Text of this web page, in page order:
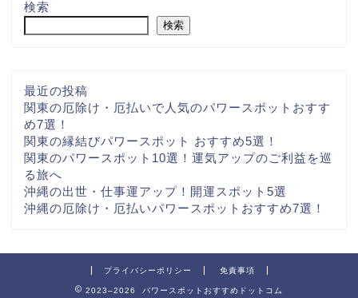
検索
検索
最近の投稿
関東の厄除け・厄払いで人気のパワースポットおすす
め7選！
関東の縁結びパワースポット おすすめ5選！
関東のパワースポット10選！運気アップのご利益を巡
る旅へ
沖縄の出世・仕事運アップ！開運スポット5選
沖縄の厄除け・厄払いパワースポットおすすめ7選！
プライバシーポリシー 免責事項
2023–2026 パワースポットおすすめドットコム